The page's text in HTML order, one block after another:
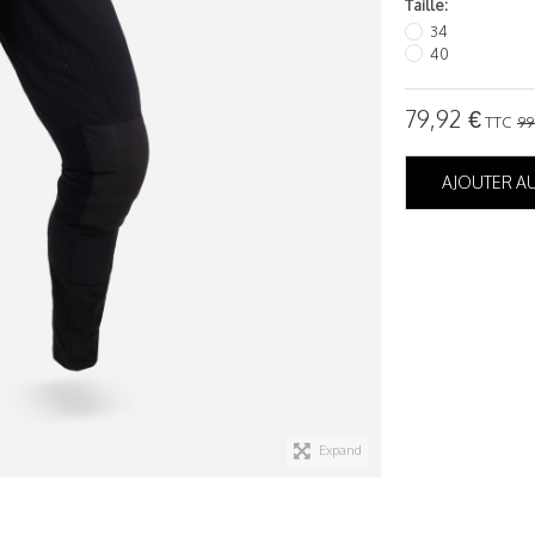
Expand
Taille:
34
40
79,92 €TTC
AJOUTER